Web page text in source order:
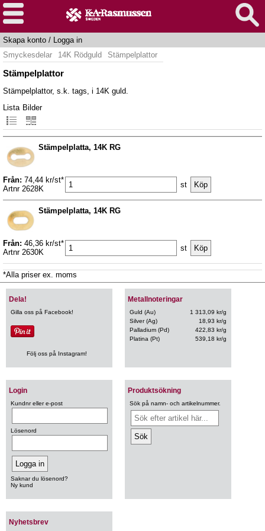
Skapa konto / Logga in
Smyckesdelar
14K Rödguld Stämpelplattor
Stämpelplattor
Stämpelplattor, s.k. tags, i 14K guld.
Lista Bilder
Stämpelplatta, 14K RG
Från: 74,44 kr/st*
Artnr 2628K
st
Stämpelplatta, 14K RG
Från: 46,36 kr/st*
Artnr 2630K
st
*Alla priser ex. moms
Metallnoteringar
Guld (Au)
1 313,09 kr/g
Silver (Ag)
18,93 kr/g
Palladium (Pd)
422,83 kr/g
Platina (Pt)
539,18 kr/g
Login
Kundnr eller e-post
Lösenord
Saknar du lösenord?
Ny kund
Produktsökning
Sök på namn- och artikelnummer.
Nyhetsbrev
Dela!
Gilla oss på Facebook!
Följ oss på Instagram!